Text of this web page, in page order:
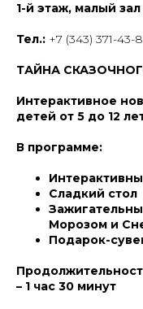
1-й этаж, малый зал
Тел.: +7 (343) 371-43-
ТАЙНА
Интерактивное
детей от 5 до 12
В программе:
Сладкий стол
Морозом и
Подарок-
– 1 час 30 минут